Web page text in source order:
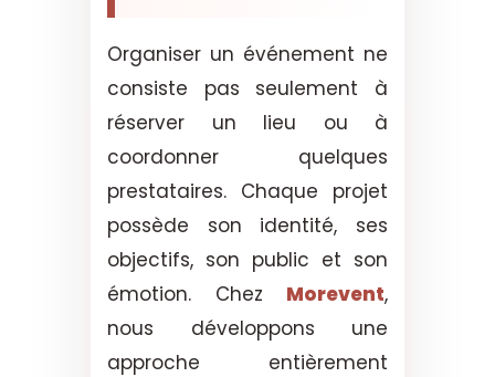
Organiser un événement ne
consiste pas seulement à
réserver un lieu ou à
coordonner quelques
prestataires. Chaque projet
possède son identité, ses
objectifs, son public et son
émotion. Chez Morevent,
nous développons une
approche entièrement